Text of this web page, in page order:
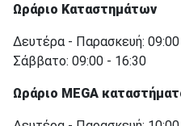
Ωράριο Καταστημάτων
Δευτέρα - Παρασκευή:
Σάββατο: 09:00 - 16:30
Ωράριο MEGA